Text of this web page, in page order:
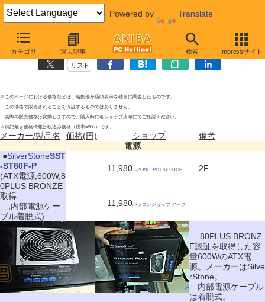
Powered by Translate
カテゴリ 過去記事 検索 Impressサイト
電源の新製品 2010年6月5日号（一部6日調査）
リスト
※このページにおける価格などは、編集部が店頭表示を独自に調査したものです。
この価格で販売されることを保証するものではありません。
実際の販売価格は変動しますので、購入時に各ショップ店頭にてご確認ください。
※特記無き価格情報は税込み価格（税率=5％）です。
メーカー/製品名 価格(円) ショップ
備考
電源
●SilverStoneSST
-ST60F-P
(ATX電源,600W,8
0PLUS BRONZE
取得
,内部電源ケー
ブル着脱式)
11,980T-ZONE. PC DIY SHOP 2F
11,980パソコンショップ アーク
80PLUS BRONZ
E認証を取得した容
量600WのATX電
源。メーカーはSilve
rStone。
内部電源ケーブル
は着脱式。